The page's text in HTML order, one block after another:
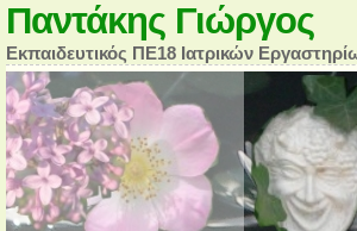
Παντάκης Γιώργος
Εκπαιδευτικός ΠΕ18 Ιατρικών